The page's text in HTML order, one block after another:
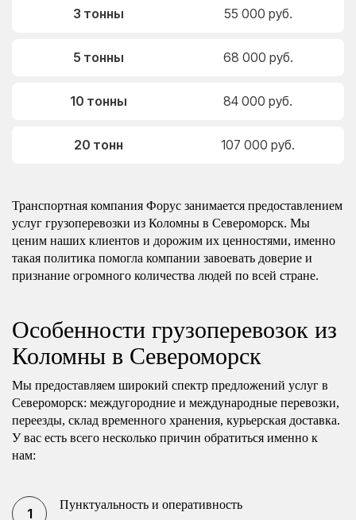
3 тонны 55 000 руб.
5 тонны 68 000 руб.
10 тонны 84 000 руб.
20 тонн 107 000 руб.
Транспортная компания Форус занимается предоставлением
услуг грузоперевозки из Коломны в Североморск. Мы
ценим наших клиентов и дорожим их ценностями, именно
такая политика помогла компании завоевать доверие и
признание огромного количества людей по всей стране.
Особенности грузоперевозок из
Коломны в Североморск
Мы предоставляем широкий спектр предложений услуг в
Североморск: междугородние и международные перевозки,
переезды, склад временного хранения, курьерская доставка.
У вас есть всего несколько причин обратиться именно к
нам:
Пунктуальность и оперативность